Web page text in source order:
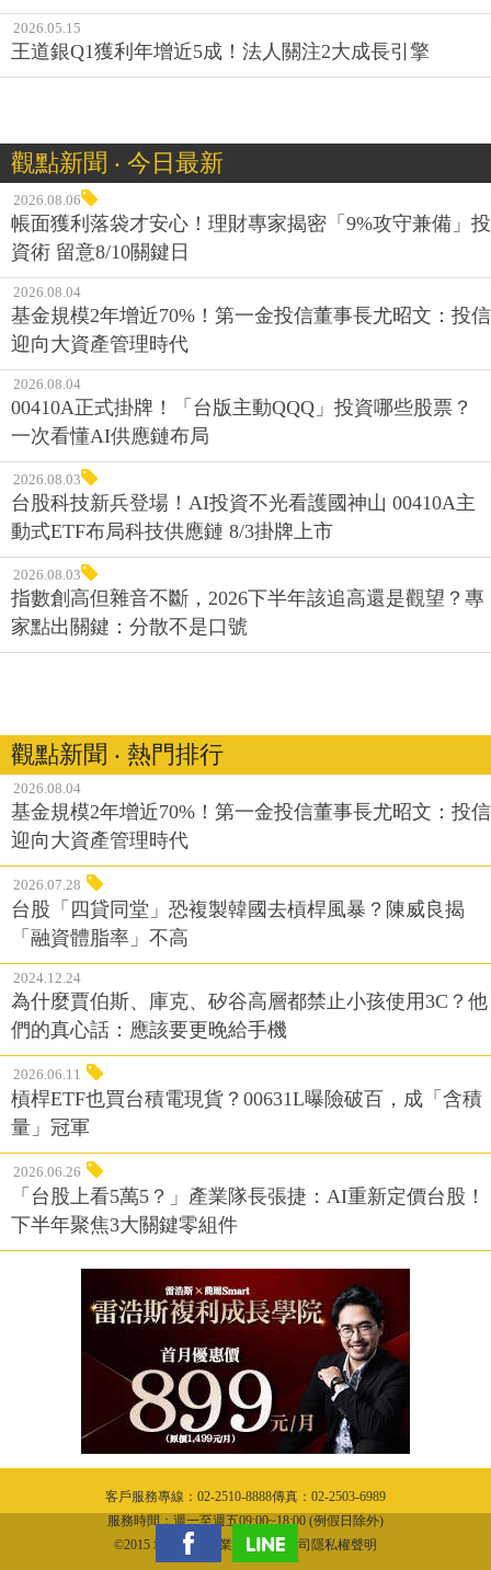
2026.05.15
王道銀Q1獲利年增近5成！法人關注2大成長引擎
觀點新聞 ‧ 今日最新
2026.08.06
帳面獲利落袋才安心！理財專家揭密「9%攻守兼備」投
資術 留意8/10關鍵日
2026.08.04
基金規模2年增近70%！第一金投信董事長尤昭文：投信
迎向大資產管理時代
2026.08.04
00410A正式掛牌！「台版主動QQQ」投資哪些股票？
一次看懂AI供應鏈布局
2026.08.03
台股科技新兵登場！AI投資不光看護國神山 00410A主
動式ETF布局科技供應鏈 8/3掛牌上市
2026.08.03
指數創高但雜音不斷，2026下半年該追高還是觀望？專
家點出關鍵：分散不是口號
觀點新聞 ‧ 熱門排行
2026.08.04
基金規模2年增近70%！第一金投信董事長尤昭文：投信
迎向大資產管理時代
2026.07.28
台股「四貸同堂」恐複製韓國去槓桿風暴？陳威良揭
「融資體脂率」不高
2024.12.24
為什麼賈伯斯、庫克、矽谷高層都禁止小孩使用3C？他
們的真心話：應該要更晚給手機
2026.06.11
槓桿ETF也買台積電現貨？00631L曝險破百，成「含積
量」冠軍
2026.06.26
「台股上看5萬5？」產業隊長張捷：AI重新定價台股！
下半年聚焦3大關鍵零組件
客戶服務專線：02-2510-8888傳真：02-2503-6989
服務時間：週一至週五09:00~18:00 (例假日除外)
©2015 城邦文化事業股份有限公司隱私權聲明